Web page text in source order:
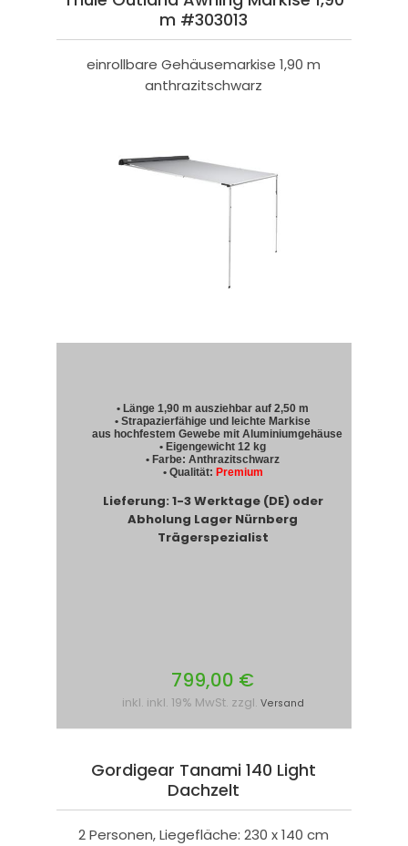
m #303013
einrollbare Gehäusemarkise 1,90 m
anthrazitschwarz
• Länge 1,90 m ausziehbar auf 2,50 m
• Strapazierfähige und leichte Markise
aus hochfestem Gewebe mit Aluminiumgehäuse
• Eigengewicht 12 kg
• Farbe: Anthrazitschwarz
• Qualität: Premium
Lieferung: 1-3 Werktage (DE) oder
Abholung Lager Nürnberg
Trägerspezialist
799,00 €
inkl. inkl. 19% MwSt. zzgl. Versand
Gordigear Tanami 140 Light
Dachzelt
2 Personen, Liegefläche: 230 x 140 cm